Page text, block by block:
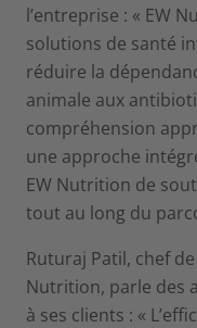
l’entreprise : « EW
solutions de santé
réduire la
animale aux
compréhension
une approche
EW Nutrition de
tout au long du
Ruturaj Patil, chef
Nutrition, parle des
à ses clients : «